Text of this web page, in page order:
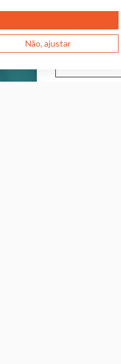
Não, ajustar